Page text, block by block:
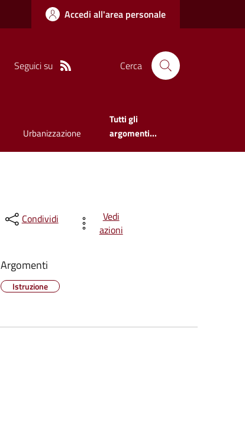
Accedi all'area personale
Seguici su Cerca
Urbanizzazione
Tutti gli
argomenti...
Condividi
Vedi
azioni
Argomenti
Istruzione